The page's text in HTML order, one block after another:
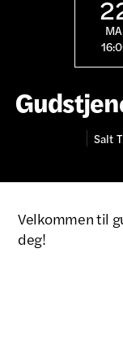
Salt
Velkommen til
deg!